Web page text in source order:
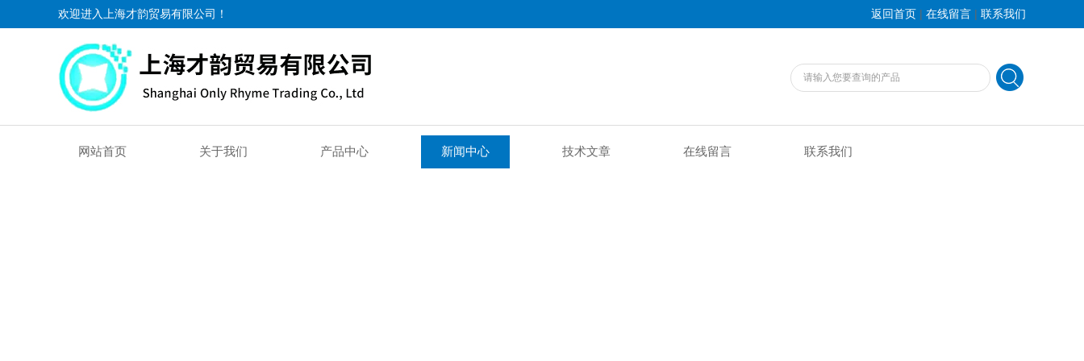
欢迎进入上海才韵贸易有限公司！ 返回首页 | 在线留言 | 联系我们
网站首页 关于我们 产品中心 新闻中心 技术文章 在线留言 联系我们